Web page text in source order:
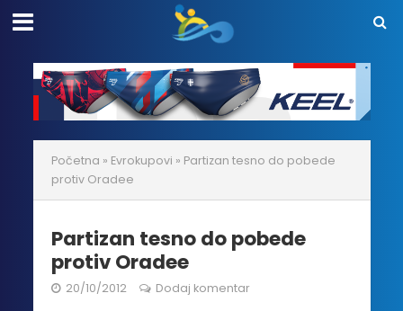
Početna » Evrokupovi » Partizan tesno do pobede
protiv Oradee
Partizan tesno do pobede
protiv Oradee
20/10/2012 Dodaj komentar